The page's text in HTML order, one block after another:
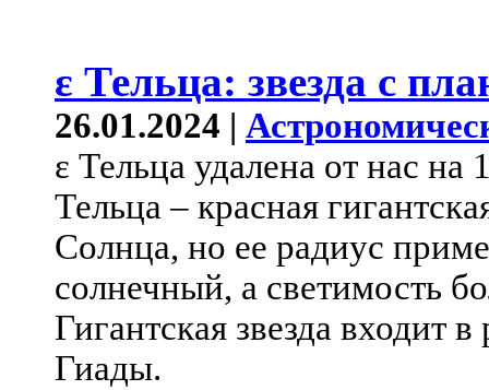
ε Тельца: звезда с
26.01.2024 |
ε Тельца удалена от нас на
Тельца – красная
Солнца, но ее радиус
солнечный, а светимость
Гигантская звезда входит
Гиады.